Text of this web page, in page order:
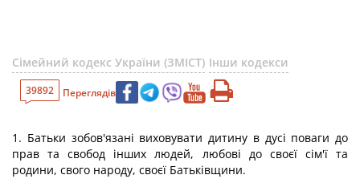
Сімейний кодекс України (ЗМІСТ) Інши кодекси
39892 Переглядів
1. Батьки зобов'язані виховувати дитину в дусі поваги до
прав та свобод інших людей, любові до своєї сім'ї та
родини, свого народу, своєї Батьківщини.